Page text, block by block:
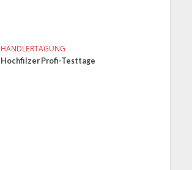
HÄNDLERTAGUNG
Hochfilzer Profi-Testtage